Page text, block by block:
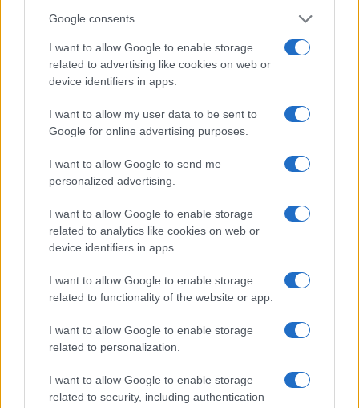
Google consents
I want to allow Google to enable storage
related to advertising like cookies on web or
device identifiers in apps.
I want to allow my user data to be sent to
Google for online advertising purposes.
I want to allow Google to send me
personalized advertising.
I want to allow Google to enable storage
related to analytics like cookies on web or
device identifiers in apps.
I want to allow Google to enable storage
related to functionality of the website or app.
I want to allow Google to enable storage
related to personalization.
I want to allow Google to enable storage
related to security, including authentication
Meteo Olbia 9 agosto, temperature in calo
Salmo finisce in ospedale a Catania, ma il tour
mondo per una notte
Giorgia Meloni a La Maddalena, la vicesindaco:
“Orgoglio e discrezione per visita privata̶…
Incendio nella notte a Olbia, a fuoco due furgoni
A fuoco un deposito con bombole, intervento dei
vigili del fuoco a Rudalza